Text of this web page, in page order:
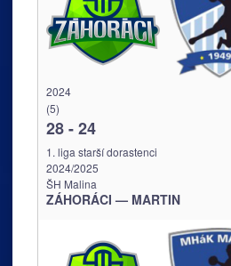
2024
(5)
28-24
1. liga starší dorastenci
2024/2025
ŠH Malina
ZÁHORÁCI — MARTIN